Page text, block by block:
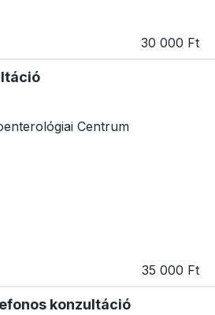
30 000 Ft
Centrum
35 000 Ft
konzultáció